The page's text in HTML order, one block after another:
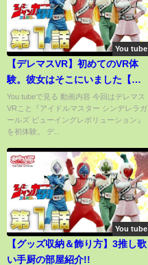
You tube
【デレマスVR】初めてのVR体
験。彼女はそこにいました【ビ
ューイングレボリューション】
You tubeで見る 動画内容 今回はデレマス
VRこと『アイドルマスター シンデレラガ
ールズ ビューイングレボリューション』
を初体験。 デ...
You tube
【グッズ収納＆飾り方】3推し歌
い手厨の部屋紹介!!